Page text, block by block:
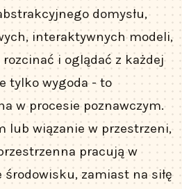
domysłu,
interaktywnych modeli,
i oglądać z każdej
tylko wygoda - to
w procesie poznawczym.
lub wiązanie w przestrzeni,
pracują w
zamiast na siłę